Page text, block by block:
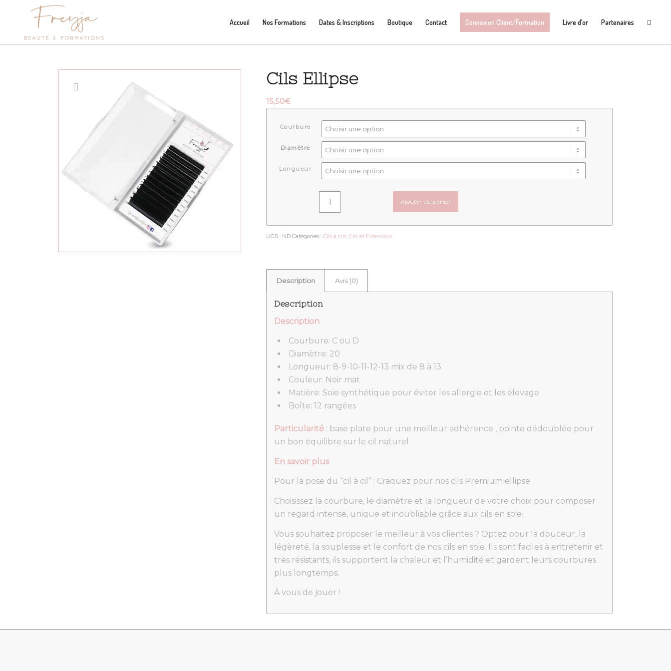
Accueil Nos Formations Dates & Inscriptions Boutique Contact Connexion Client/Formation Livre d’or Partenaires
Cils Ellipse
15,50€
Courbure
Diamètre
Longueur
Ajouter au panier
UGS : ND Catégories :Cils à cils,Cils et Extension
Description Avis (0)
Description
Description
Courbure: C ou D
Diamètre: 20
Longueur: 8-9-10-11-12-13 mix de 8 à 13
Couleur: Noir mat
Matière: Soie synthétique pour éviter les allergie et les élevage
Boîte: 12 rangées
Particularité : base plate pour une meilleur adhérence , pointe dédoublée pour
un bon équilibre sur le cil naturel
En savoir plus
Pour la pose du “cil à cil” : Craquez pour nos cils Premium ellipse
Choisissez la courbure, le diamètre et la longueur de votre choix pour composer
un regard intense, unique et inoubliable grâce aux cils en soie.
Vous souhaitez proposer le meilleur à vos clientes ? Optez pour la douceur, la
légèreté, la souplesse et le confort de nos cils en soie. Ils sont faciles à entretenir et
très résistants, ils supportent la chaleur et l’humidité et gardent leurs courbures
plus longtemps.
À vous de jouer !